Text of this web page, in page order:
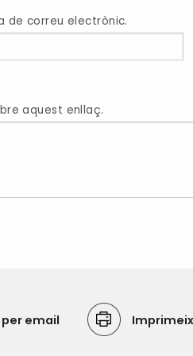
de correu electrònic.
aquest enllaç.
per email